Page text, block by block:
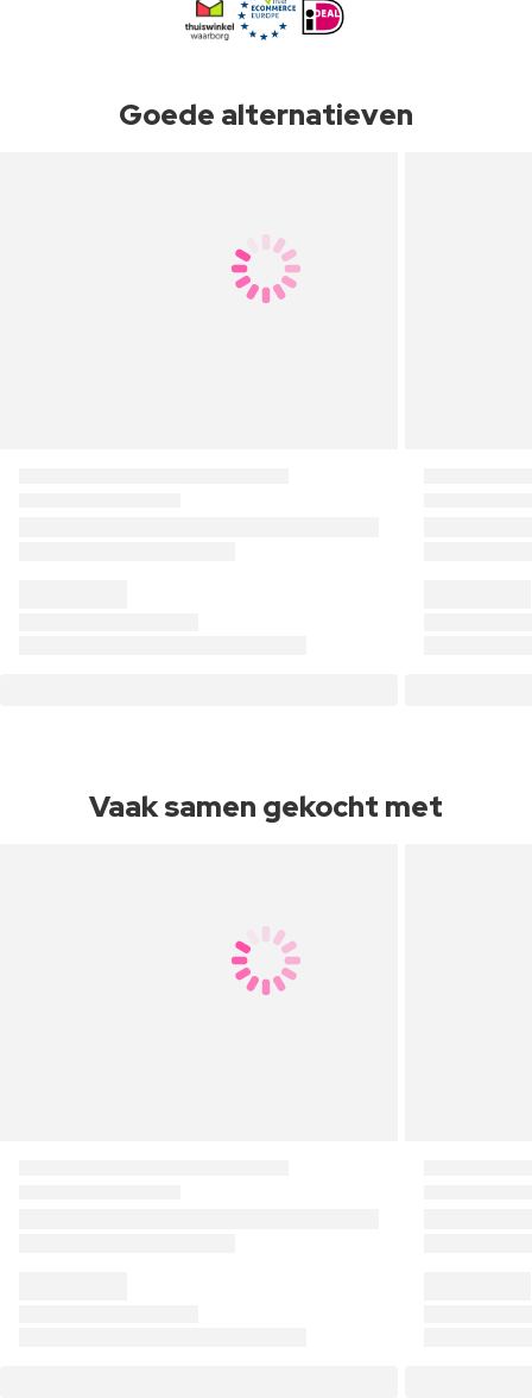
Goede alternatieven
Vaak samen gekocht met